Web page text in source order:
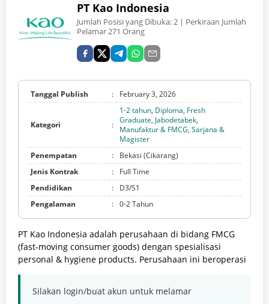
PT Kao Indonesia
Jumlah Posisi yang Dibuka:2 | Perkiraan Jumlah
Pelamar 271 Orang
Tanggal Publish : February 3, 2026
Kategori :
1-2 tahun, Diploma, Fresh
Graduate, Jabodetabek,
Manufaktur & FMCG, Sarjana &
Magister
Penempatan
:
Bekasi (Cikarang)
Jenis Kontrak
:
Full Time
Pendidikan
:
D3/S1
Pengalaman
: 0-2 Tahun
PT Kao Indonesia adalah perusahaan di bidang FMCG
(fast-moving consumer goods) dengan spesialisasi
personal & hygiene products. Perusahaan ini beroperasi
Silakan login/buat akun untuk melamar